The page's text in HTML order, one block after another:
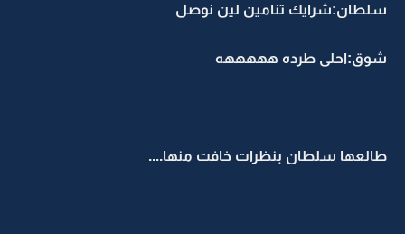
سلطان:شرايك تنامين لين نوصل
شوق:احلى طرده هههههه
طالعها سلطان بنظرات خافت منها....